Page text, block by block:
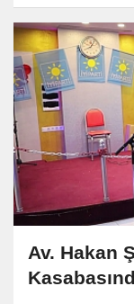
Açıklandı!
Av. Hakan